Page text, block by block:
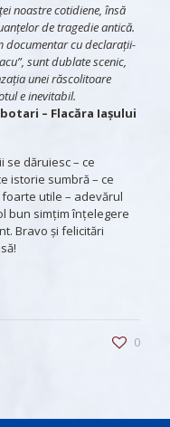
noastre cotidiene, însă
de tragedie antică.
documentar cu declarații-
sunt dublate scenic,
unei răscolitoare
e inevitabil.
– Flacăra Iașului
se dăruiesc – ce
istorie sumbră – ce
utile – adevărul
bun simțim înțelegere
Bravo și felicitări
0